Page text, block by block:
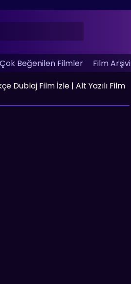
Beğenilen Filmler Film Arşivi
Dublaj Film İzle | Alt Yazılı Film